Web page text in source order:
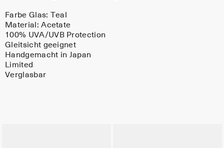
Farbe Glas: Teal
Material:Acetate
100% UVA/UVB Protection
Gleitsicht geeignet
Handgemacht in Japan
Limited
Verglasbar